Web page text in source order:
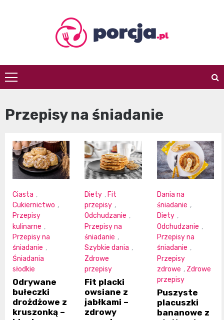
porcja.pl
Przepisy na śniadanie
Ciasta ,
Cukiernictwo ,
Przepisy
kulinarne ,
Przepisy na
śniadanie ,
Śniadania
słodkie
Odrywane
bułeczki
drożdżowe z
kruszonką –
Diety , Fit
przepisy ,
Odchudzanie ,
Przepisy na
śniadanie ,
Szybkie dania ,
Zdrowe
przepisy
Fit placki
owsiane z
jabłkami –
zdrowy
Dania na
śniadanie ,
Diety ,
Odchudzanie ,
Przepisy na
śniadanie ,
Przepisy
zdrowe , Zdrowe
przepisy
Puszyste
placuszki
bananowe z